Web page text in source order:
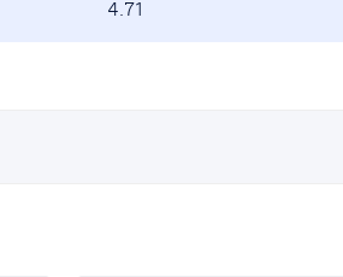
4.71